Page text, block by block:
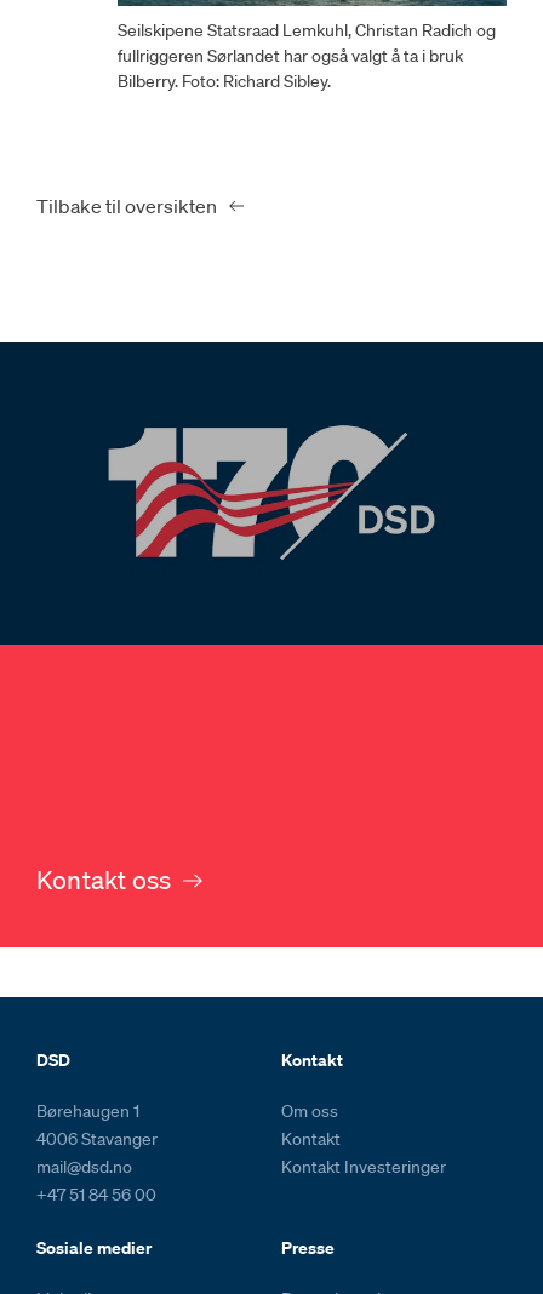
Seilskipene Statsraad Lemkuhl, Christan Radich og
fullriggeren Sørlandet har også valgt å ta i bruk
Bilberry. Foto: Richard Sibley.
Tilbake til oversikten
Kontakt oss
Footer og kolofon
DSD
Børehaugen 1
4006 Stavanger
mail@dsd.no
+47 51 84 56 00
Kontakt
Om oss
Kontakt
Kontakt Investeringer
Sosiale medier Presse